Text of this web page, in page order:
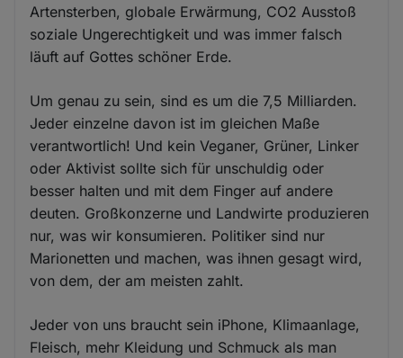
Artensterben, globale Erwärmung, CO2 Ausstoß
soziale Ungerechtigkeit und was immer falsch
läuft auf Gottes schöner Erde.
Um genau zu sein, sind es um die 7,5 Milliarden.
Jeder einzelne davon ist im gleichen Maße
verantwortlich! Und kein Veganer, Grüner, Linker
oder Aktivist sollte sich für unschuldig oder
besser halten und mit dem Finger auf andere
deuten. Großkonzerne und Landwirte produzieren
nur, was wir konsumieren. Politiker sind nur
Marionetten und machen, was ihnen gesagt wird,
von dem, der am meisten zahlt.
Jeder von uns braucht sein iPhone, Klimaanlage,
Fleisch, mehr Kleidung und Schmuck als man